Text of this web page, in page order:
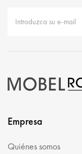
Empresa
Quiénes somos